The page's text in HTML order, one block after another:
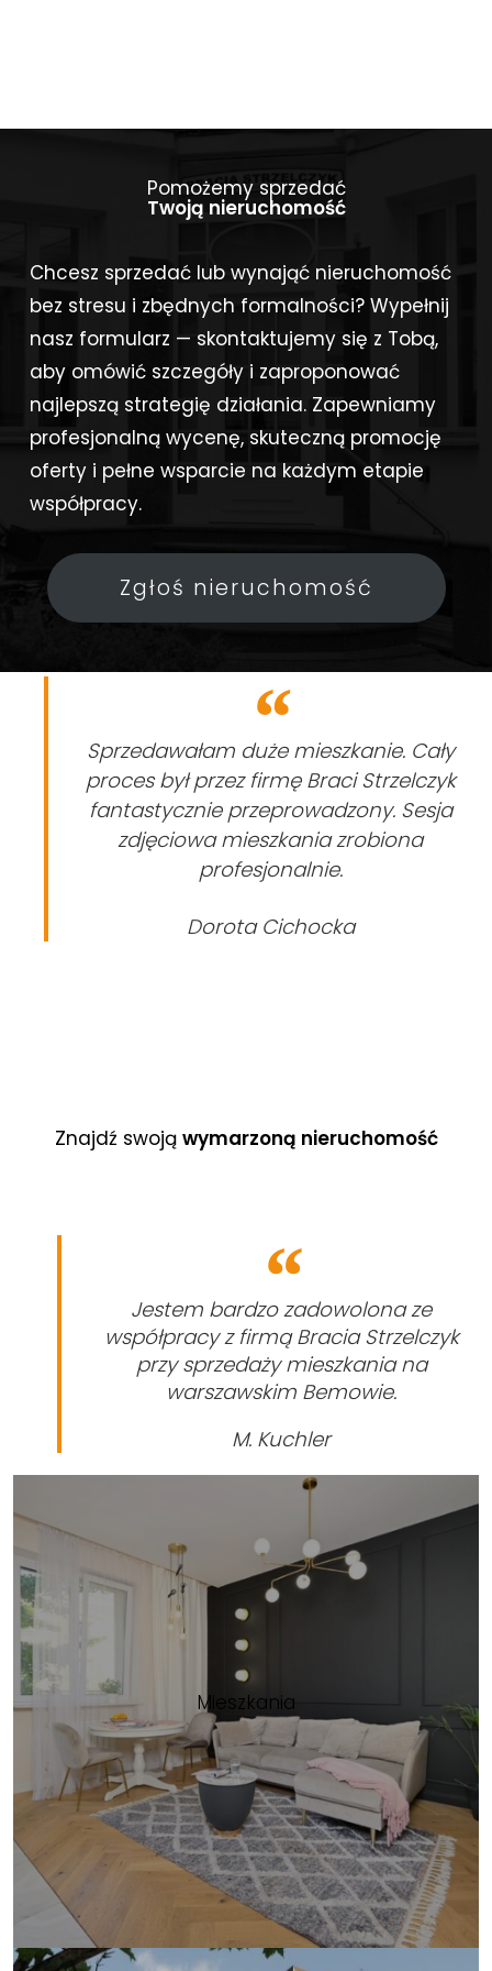
Pomożemy sprzedać
Twoją nieruchomość
Chcesz sprzedać lub wynająć nieruchomość
bez stresu i zbędnych formalności? Wypełnij
nasz formularz — skontaktujemy się z Tobą,
aby omówić szczegóły i zaproponować
najlepszą strategię działania. Zapewniamy
profesjonalną wycenę, skuteczną promocję
oferty i pełne wsparcie na każdym etapie
współpracy.
Zgłoś nieruchomość
Sprzedawałam duże mieszkanie. Cały
proces był przez firmę Braci Strzelczyk
fantastycznie przeprowadzony. Sesja
zdjęciowa mieszkania zrobiona
profesjonalnie.
Dorota Cichocka
Znajdź swoją wymarzoną nieruchomość
Jestem bardzo zadowolona ze
współpracy z firmą Bracia Strzelczyk
przy sprzedaży mieszkania na
warszawskim Bemowie.
M. Kuchler
Mieszkania